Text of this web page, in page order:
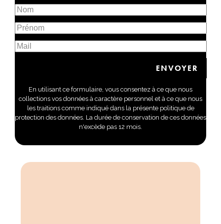
En utilisant ce formulaire, vous consentez à ce que nous
collections vos données à caractère personnel et à ce que nous
les traitions comme indiqué dans la présente politique de
protection des données. La durée de conservation de ces données
n'excède pas 12 mois.